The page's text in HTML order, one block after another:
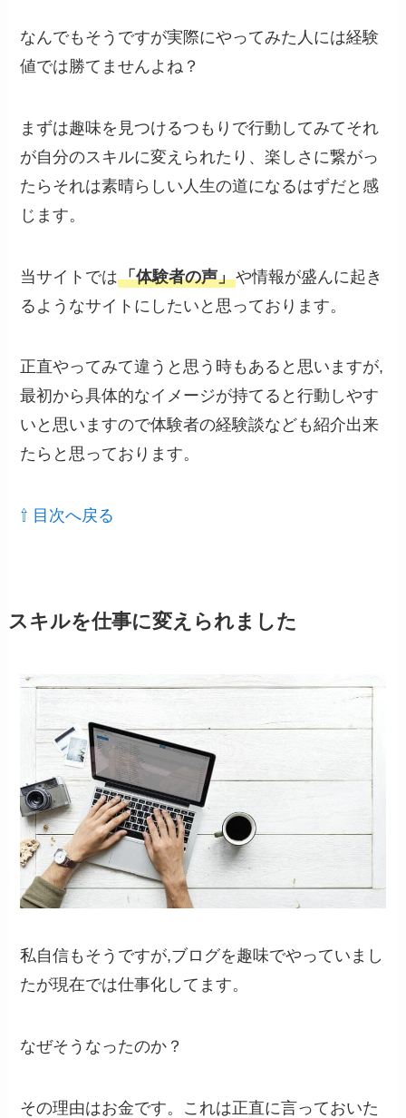
なんでもそうですが実際にやってみた人には経験
値では勝てませんよね？
まずは趣味を見つけるつもりで行動してみてそれ
が自分のスキルに変えられたり、楽しさに繋がっ
たらそれは素晴らしい人生の道になるはずだと感
じます。
当サイトでは「体験者の声」や情報が盛んに起き
るようなサイトにしたいと思っております。
正直やってみて違うと思う時もあると思いますが,
最初から具体的なイメージが持てると行動しやす
いと思いますので体験者の経験談なども紹介出来
たらと思っております。
⇧ 目次へ戻る
スキルを仕事に変えられました
私自信もそうですが,ブログを趣味でやっていまし
たが現在では仕事化してます。
なぜそうなったのか？
その理由はお金です。これは正直に言っておいた